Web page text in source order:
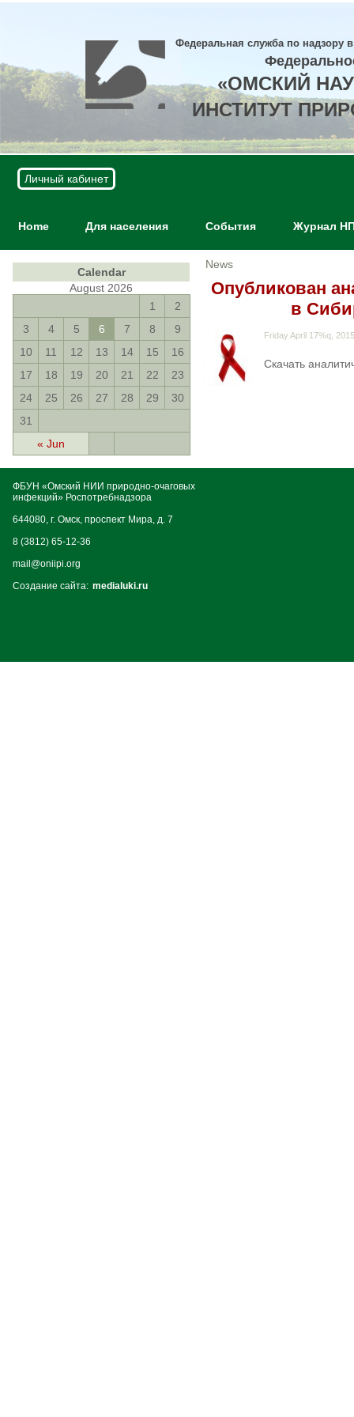
Федеральная служба по надзору
«ОМСКИЙ
ИНСТИТУТ
Личный кабинет
Home Для населения События Журнал
Calendar
August 2026
« Jun
1
2
3
4 5 6 7 8
9
10
11 12 13 14 15
16
17
18 19 20 21 22
23
24
25 26 27 28 29
30
31
News
Опубликован
в
Friday April 17%q, 2015
Скачать
ФБУН «Омский НИИ природно-очаговых
инфекций» Роспотребнадзора
644080, г. Омск, проспект Мира, д. 7
8 (3812) 65-12-36
mail@oniipi.org
Создание сайта: medialuki.ru